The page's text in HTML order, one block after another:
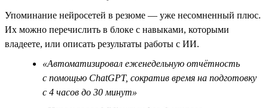
Упоминание нейросетей в резюме — уже несомненный плюс.
Их можно перечислить в блоке с навыками, которыми
владеете, или описать результаты работы с ИИ.
«Автоматизировал еженедельную отчётность
с помощью ChatGPT, сократив время на подготовку
с 4 часов до 30 минут»